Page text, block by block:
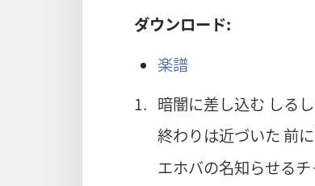
ダウンロード:
楽譜
1. 暗闇に差し込む しる
終わりは近づいた 前
エホバの名知らせる